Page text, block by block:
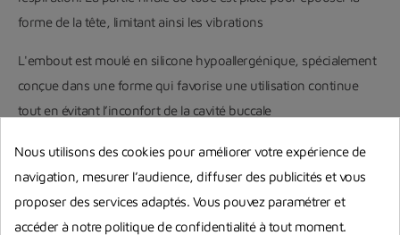
forme de la tête, limitant ainsi les vibrations
L'embout est moulé en silicone hypoallergénique, spécialement
conçue dans une forme qui favorise une utilisation continue
tout en évitant l’inconfort de la cavité buccale
Disponible en noir et couleur fibre de carbone
Nous utilisons des cookies pour améliorer votre expérience de
navigation, mesurer l’audience, diffuser des publicités et vous
proposer des services adaptés. Vous pouvez paramétrer et
accéder à notre politique de confidentialité à tout moment.